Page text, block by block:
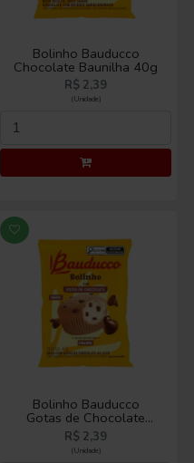
Bolinho Bauducco
Chocolate Baunilha 40g
R$ 2,39
(Unidade)
Bolinho Bauducco
Gotas de Chocolate
40g
R$ 2,39
(Unidade)